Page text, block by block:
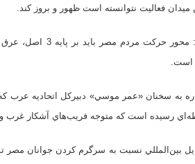
ميدان فعاليت نتوانسته است ظهور و بروز كند.
لاريجاني تأكيد
است.
به سخنان «عمر موسي» دبيركل اتحاديه
رسيده است كه متوجه فريب‌هاي آشكار غرب
بين‌المللي نسبت به سرگرم كردن جوانان